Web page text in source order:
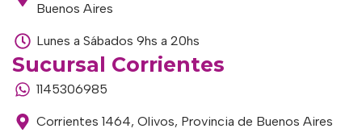
Buenos Aires
Lunes a Sábados 9hs a 20hs
Sucursal Corrientes
1145306985
Corrientes 1464, Olivos, Provincia de Buenos Aires